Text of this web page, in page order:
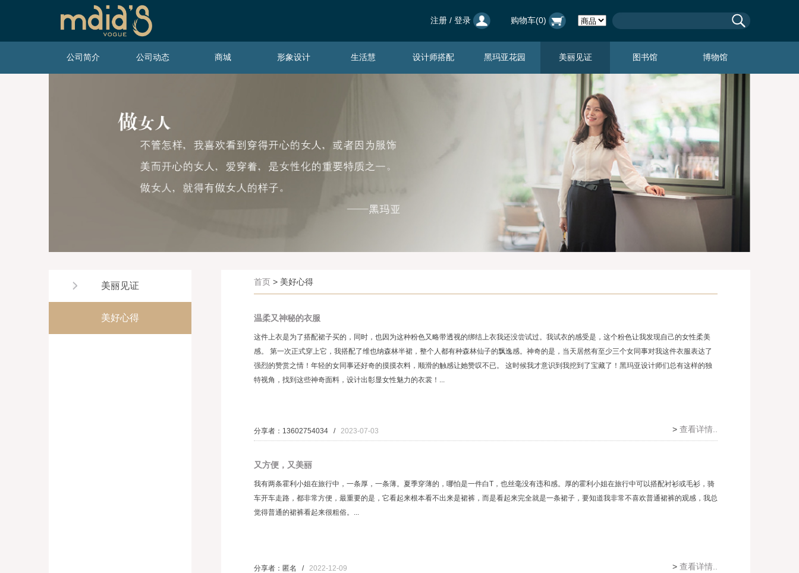
注册 / 登录 购物车(0)
公司简介 公司动态 商城 形象设计 生活慧 设计师搭配 黑玛亚花园 美丽见证 图书馆 博物馆
美丽见证
美好心得
首页 > 美好心得
温柔又神秘的衣服
这件上衣是为了搭配裙子买的，同时，也因为这种粉色又略带透视的绑结上衣我还没尝试过。我试衣的感受是，这个粉色让我发现自己的女性柔美
感。 第一次正式穿上它，我搭配了维也纳森林半裙，整个人都有种森林仙子的飘逸感。神奇的是，当天居然有至少三个女同事对我这件衣服表达了
强烈的赞赏之情！年轻的女同事还好奇的摸摸衣料，顺滑的触感让她赞叹不已。 这时候我才意识到我挖到了宝藏了！黑玛亚设计师们总有这样的独
特视角，找到这些神奇面料，设计出彰显女性魅力的衣裳！...
分享者：13602754034 / 2023-07-03 > 查看详情..
又方便，又美丽
我有两条霍利小姐在旅行中，一条厚，一条薄。夏季穿薄的，哪怕是一件白T，也丝毫没有违和感。厚的霍利小姐在旅行中可以搭配衬衫或毛衫，骑
车开车走路，都非常方便，最重要的是，它看起来根本看不出来是裙裤，而是看起来完全就是一条裙子，要知道我非常不喜欢普通裙裤的观感，我总
觉得普通的裙裤看起来很粗俗。...
分享者：匿名 / 2022-12-09 > 查看详情..